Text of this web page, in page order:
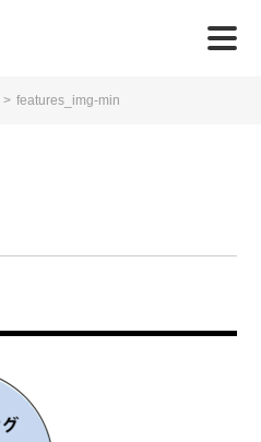
> features_img-min